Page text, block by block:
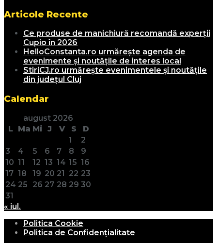
Articole Recente
Ce produse de manichiură recomandă experții
Cupio în 2026
HelloConstanta.ro urmărește agenda de
evenimente și noutățile de interes local
StiriCJ.ro urmărește evenimentele și noutățile
din județul Cluj
Calendar
august 2026
L Ma Mi J V S
D
1
2
3
4 5 6 7 8
9
10 11 12 13 14 15 16
17 18 19 20 21 22 23
24 25 26 27 28 29 30
31
« iul.
Politica Cookie
Politica de Confidențialitate